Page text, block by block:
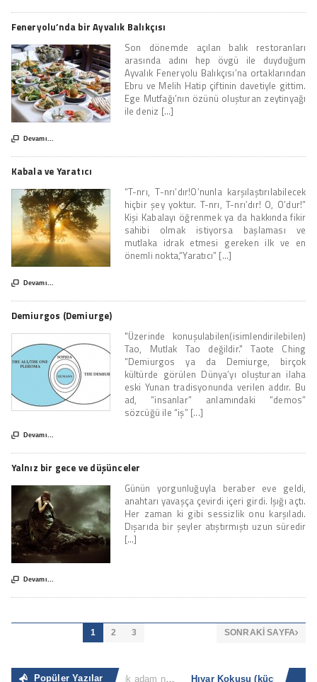
Feneryolu’nda bir Ayvalık Balıkçısı
Son dönemde açılan balık restoranları
arasında adını hep övgü ile duyduğum
Ayvalık Feneryolu Balıkçısı’na ortaklarından
Ebru ve Melih Hatip çiftinin davetiyle gittim.
Ege Mutfağı’nın özünü oluşturan zeytinyağı
ile deniz [...]
 Devamı...
Kabala ve Yaratıcı
“T-nrı, T-nrı’dır!O’nunla karşılaştırılabilecek
hiçbir şey yoktur. T-nrı, T-nrı’dır! O, O’dur!”
Kişi Kabalayı öğrenmek ya da hakkında fikir
sahibi olmak istiyorsa başlaması ve
mutlaka idrak etmesi gereken ilk ve en
önemli nokta,“Yaratıcı” [...]
 Devamı...
Demiurgos (Demiurge)
"Üzerinde konuşulabilen(isimlendirilebilen)
Tao, Mutlak Tao değildir." Taote Ching
“Demiurgos ya da Demiurge, birçok
kültürde görülen Dünya’yı oluşturan ilaha
eski Yunan tradisyonunda verilen addır. Bu
ad, “insanlar” anlamındaki “demos”
sözcüğü ile “iş” [...]
 Devamı...
Yalnız bir gece ve düşünceler
Günün yorgunluğuyla beraber eve geldi,
anahtarı yavaşça çevirdi içeri girdi. Işığı açtı.
Her zaman ki gibi sessizlik onu karşıladı.
Dışarıda bir şeyler atıştırmıştı uzun süredir
[...]
 Devamı...
1 2 3 SONRAKI SAYFA
Popüler Yazılar
Sıradan İnsan “Büyük adam nerede ve ne zaman küçük adam olacağını bilir. Küçük adam ise küçük olduğunun [...]